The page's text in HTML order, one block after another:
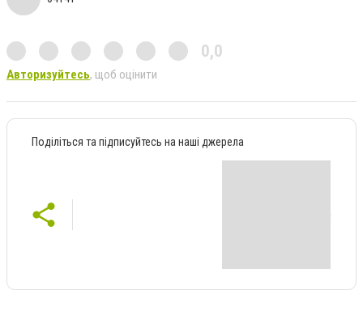
0,0
Авторизуйтесь, щоб оцінити
Поділіться та підписуйтесь на наші джерела